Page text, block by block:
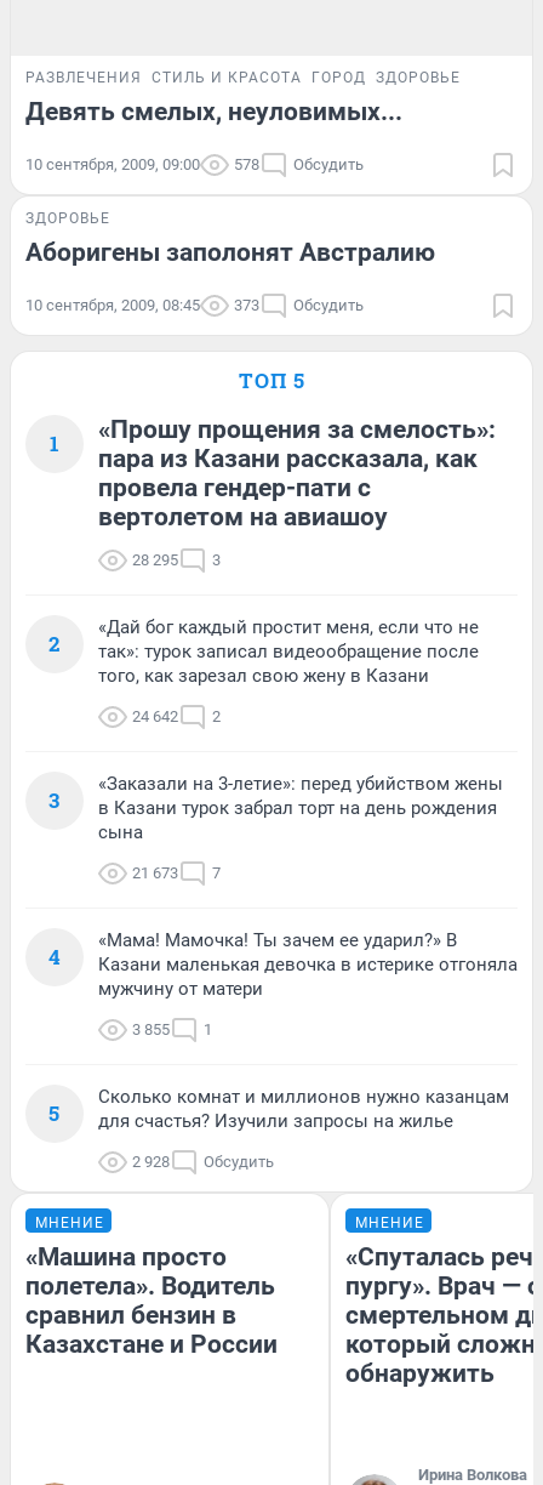
РАЗВЛЕЧЕНИЯ СТИЛЬ И КРАСОТА ГОРОД ЗДОРОВЬЕ
Девять смелых, неуловимых...
10 сентября, 2009, 09:00 578 Обсудить
ЗДОРОВЬЕ
Аборигены заполонят Австралию
10 сентября, 2009, 08:45 373 Обсудить
ТОП 5
1
«Прошу прощения за смелость»:
пара из Казани рассказала, как
провела гендер-пати с
вертолетом на авиашоу
28 295 3
2
«Дай бог каждый простит меня, если что не
так»: турок записал видеообращение после
того, как зарезал свою жену в Казани
24 642 2
3
«Заказали на 3-летие»: перед убийством жены
в Казани турок забрал торт на день рождения
сына
21 673 7
4
«Мама! Мамочка! Ты зачем ее ударил?» В
Казани маленькая девочка в истерике отгоняла
мужчину от матери
3 855 1
5
Сколько комнат и миллионов нужно казанцам
для счастья? Изучили запросы на жилье
2 928 Обсудить
МНЕНИЕ
«Машина просто
полетела». Водитель
сравнил бензин в
Казахстане и России
МНЕНИЕ
«Спуталась
пургу». Врач — о
смертельном
который
обнаружить
Ирина Волкова